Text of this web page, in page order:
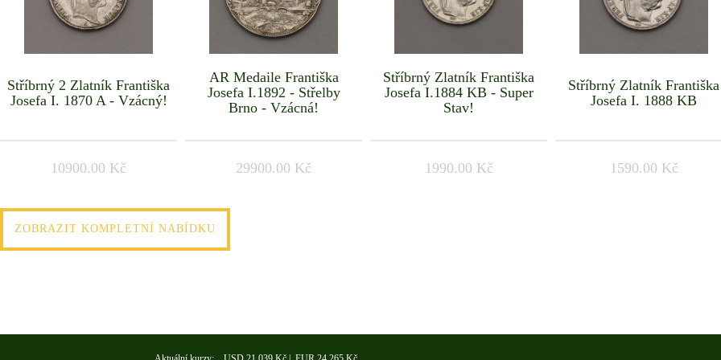
Stříbrný 2 Zlatník Františka
Josefa I. 1870 A - Vzácný!
10900.00 Kč
AR Medaile Františka
Josefa I.1892 - Střelby
Brno - Vzácná!
29900.00 Kč
Stříbrný Zlatník Františka
Josefa I.1884 KB - Super
Stav!
1990.00 Kč
Stříbrný Zlatník Františka
Josefa I. 1888 KB
1590.00 Kč
ZOBRAZIT KOMPLETNÍ NABÍDKU